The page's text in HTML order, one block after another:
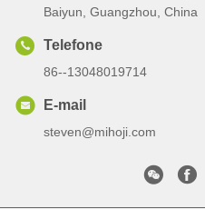
Baiyun, Guangzhou, China
Telefone
86--13048019714
E-mail
steven@mihoji.com